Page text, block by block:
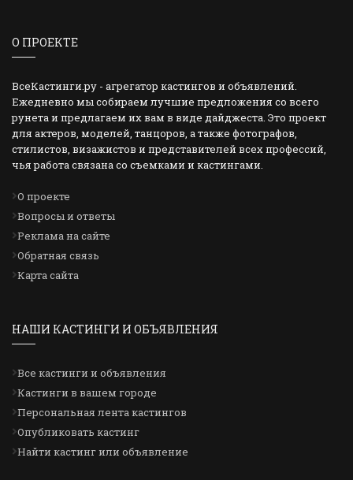
О ПРОЕКТЕ
ВсеКастинги.ру - агрегатор кастингов и объявлений.
Ежедневно мы собираем лучшие предложения со всего
рунета и предлагаем их вам в виде дайджеста. Это проект
для актеров, моделей, танцоров, а также фотографов,
стилистов, визажистов и представителей всех профессий,
чья работа связана со съемками и кастингами.
О проекте
Вопросы и ответы
Реклама на сайте
Обратная связь
Карта сайта
НАШИ КАСТИНГИ И ОБЪЯВЛЕНИЯ
Все кастинги и объявления
Кастинги в вашем городе
Персональная лента кастингов
Опубликовать кастинг
Найти кастинг или объявление